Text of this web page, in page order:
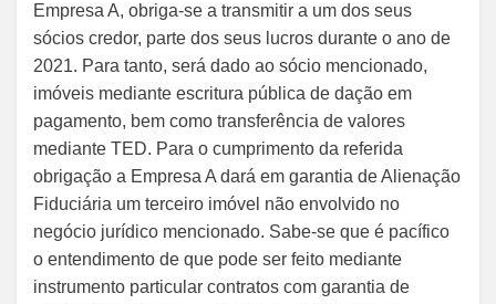
Empresa A, obriga-se a transmitir a um dos seus
sócios credor, parte dos seus lucros durante o ano de
2021. Para tanto, será dado ao sócio mencionado,
imóveis mediante escritura pública de dação em
pagamento, bem como transferência de valores
mediante TED. Para o cumprimento da referida
obrigação a Empresa A dará em garantia de Alienação
Fiduciária um terceiro imóvel não envolvido no
negócio jurídico mencionado. Sabe-se que é pacífico
o entendimento de que pode ser feito mediante
instrumento particular contratos com garantia de